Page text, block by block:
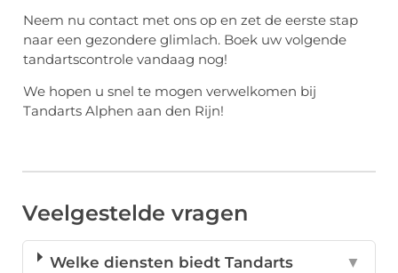
Neem nu contact met ons op en zet de eerste stap
naar een gezondere glimlach. Boek uw volgende
tandartscontrole vandaag nog!
We hopen u snel te mogen verwelkomen bij
Tandarts Alphen aan den Rijn!
Veelgestelde vragen
Welke diensten biedt Tandarts
▼